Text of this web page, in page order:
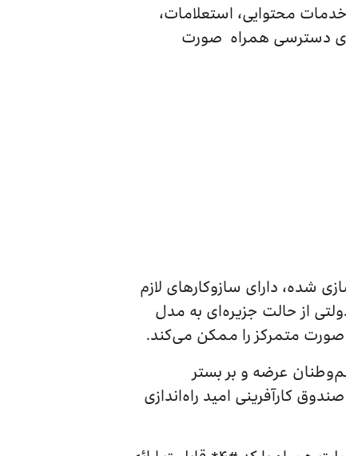
محتوایی، استعلامات،
دسترسی همراه صورت
شده، دارای سازوکارهای لازم
از حالت جزیره‌ای به مدل
صورت متمرکز را ممکن می‌کند.
از این پلتفرم، خدمات مربوط به شبکه دولت از طریق سرشماره ۴ به هم‌وطنان عرضه و بر بستر
و صندوق کارآفرینی امید راه‌اندازی